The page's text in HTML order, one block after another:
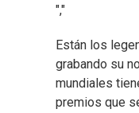
","
Están los
grabando su
mundiales
premios que